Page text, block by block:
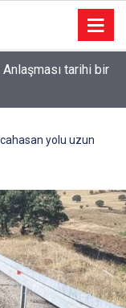
tarihi bir
yolu uzun